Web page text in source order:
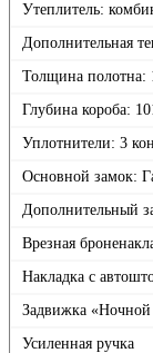
Утеплитель:
Дополнительная
Толщина полотна:
Глубина короба:
Уплотнители: 3
Основной замок:
Дополнительный
Врезная
Накладка с
Задвижка «Ночной
Усиленная ручка